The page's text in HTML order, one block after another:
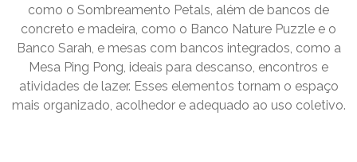
como o Sombreamento Petals, além de bancos de
concreto e madeira, como o Banco Nature Puzzle e o
Banco Sarah, e mesas com bancos integrados, como a
Mesa Ping Pong, ideais para descanso, encontros e
atividades de lazer. Esses elementos tornam o espaço
mais organizado, acolhedor e adequado ao uso coletivo.